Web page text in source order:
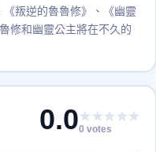
叛逆的魯魯修》、《幽靈
修和幽靈公主將在不久的
0.0★★★★★
0 votes